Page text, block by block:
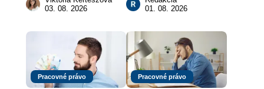
vôle súdom v
03. 08. 2026
ktoré urobia prácu
01. 08. 2026
Pracovné právo Pracovné právo